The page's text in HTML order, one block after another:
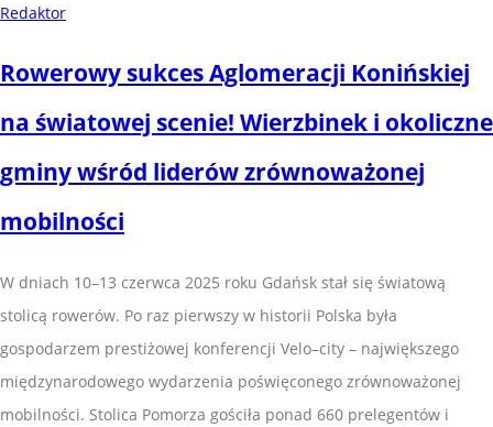
Redaktor
Rowerowy sukces Aglomeracji Konińskiej
na światowej scenie! Wierzbinek i okoliczne
gminy wśród liderów zrównoważonej
mobilności
W dniach 10–13 czerwca 2025 roku Gdańsk stał się światową
stolicą rowerów. Po raz pierwszy w historii Polska była
gospodarzem prestiżowej konferencji Velo–city – największego
międzynarodowego wydarzenia poświęconego zrównoważonej
mobilności. Stolica Pomorza gościła ponad 660 prelegentów i